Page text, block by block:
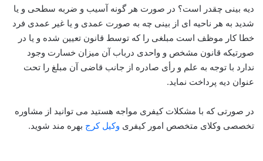
دیه بینی چقدر است؟ در صورت هر گونه آسیب و ضربه سطحی و یا
شدید به هر ناحیه ای از بینی چه به صورت عمدی و یا غیر عمدی فرد
خطا کار موظف است مبلغی را که توسط قانون تعیین شده و یا در
صورتیکه قانون مشخص و واحدی درباب آن میزان خسارت وجود
ندارد با توجه به علم و رأی صادره از جانب قاضی آن مبلغ را تحت
عنوان دیه پرداخت نماید.
در صورتی که با مشکلات کیفری مواجه هستید می توانید از مشاوره
تخصصی وکلای متخصص امور کیفری وکیل کرج بهره مند شوید.